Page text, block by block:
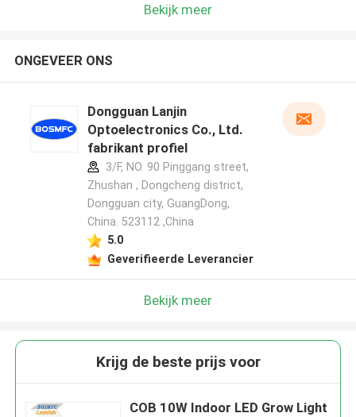
Bekijk meer
ONGEVEER ONS
Dongguan Lanjin
Optoelectronics Co., Ltd.
fabrikant profiel
3/F, NO. 90 Pinggang street,
Zhushan , Dongcheng district,
Dongguan city, GuangDong,
China. 523112 ,China
5.0
Geverifieerde Leverancier
Bekijk meer
Krijg de beste prijs voor
COB 10W Indoor LED Grow Light